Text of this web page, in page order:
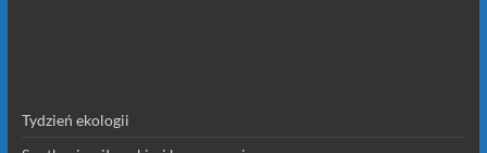
Tydzień ekologii